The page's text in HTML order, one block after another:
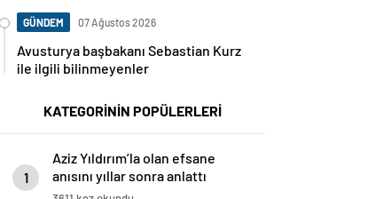
GÜNDEM 07 Ağustos 2026
Avusturya başbakanı Sebastian Kurz
ile ilgili bilinmeyenler
KATEGORİNİN POPÜLERLERİ
1
Aziz Yıldırım’la olan efsane
anısını yıllar sonra anlattı